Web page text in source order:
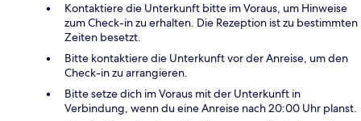
Kontaktiere die Unterkunft bitte im Voraus, um Hinweise
zum Check-in zu erhalten. Die Rezeption ist zu bestimmten
Zeiten besetzt.
Bitte kontaktiere die Unterkunft vor der Anreise, um den
Check-in zu arrangieren.
Bitte setze dich im Voraus mit der Unterkunft in
Verbindung, wenn du eine Anreise nach 20:00 Uhr planst.